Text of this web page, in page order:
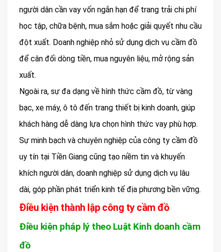
người dân cần vay vốn ngắn hạn để trang trải chi phí
học tập, chữa bệnh, mua sắm hoặc giải quyết nhu cầu
đột xuất. Doanh nghiệp nhỏ sử dụng dịch vụ cầm đồ
để cân đối dòng tiền, mua nguyên liệu, mở rộng sản
xuất.
Ngoài ra, sự đa dạng về hình thức cầm đồ, từ vàng
bạc, xe máy, ô tô đến trang thiết bị kinh doanh, giúp
khách hàng dễ dàng lựa chọn hình thức vay phù hợp.
Sự minh bạch và chuyên nghiệp của công ty cầm đồ
uy tín tại Tiền Giang cũng tạo niềm tin và khuyến
khích người dân, doanh nghiệp sử dụng dịch vụ lâu
dài, góp phần phát triển kinh tế địa phương bền vững.
Điều kiện thành lập công ty cầm đồ
Điều kiện pháp lý theo Luật Kinh doanh cầm
đồ